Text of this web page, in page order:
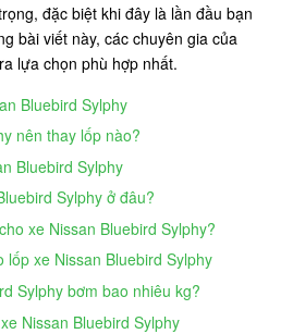
đặc biệt khi đây là lần đầu bạn
bài viết này, các chuyên gia của
lựa chọn phù hợp nhất.
Bluebird Sylphy
nên thay lốp nào?
Bluebird Sylphy
Sylphy ở đâu?
xe Nissan Bluebird Sylphy?
lốp xe Nissan Bluebird Sylphy
Sylphy bơm bao nhiêu kg?
Nissan Bluebird Sylphy